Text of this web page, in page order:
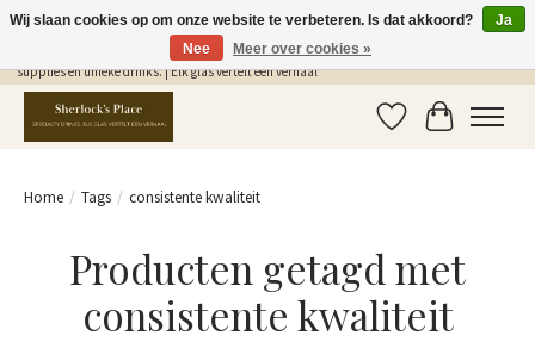
Gratis Verzending in NL vanaf €75,- | Sherlocks Place: dé plek voor MONIN siropen, bar
supplies en unieke drinks. | Elk glas vertelt een verhaal
Verlanglijst
Home / Tags / consistente kwaliteit
Producten getagd met
consistente kwaliteit
Wij slaan cookies op om onze website te verbeteren. Is dat akkoord?
Ja
Nee
Meer over cookies »